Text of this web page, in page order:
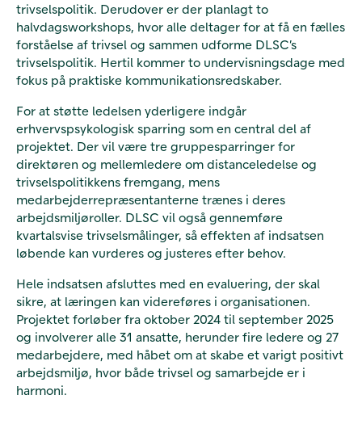
trivselspolitik. Derudover er der planlagt to
halvdagsworkshops, hvor alle deltager for at få en fælles
forståelse af trivsel og sammen udforme DLSC’s
trivselspolitik. Hertil kommer to undervisningsdage med
fokus på praktiske kommunikationsredskaber.
For at støtte ledelsen yderligere indgår
erhvervspsykologisk sparring som en central del af
projektet. Der vil være tre gruppesparringer for
direktøren og mellemledere om distanceledelse og
trivselspolitikkens fremgang, mens
medarbejderrepræsentanterne trænes i deres
arbejdsmiljøroller. DLSC vil også gennemføre
kvartalsvise trivselsmålinger, så effekten af indsatsen
løbende kan vurderes og justeres efter behov.
Hele indsatsen afsluttes med en evaluering, der skal
sikre, at læringen kan videreføres i organisationen.
Projektet forløber fra oktober 2024 til september 2025
og involverer alle 31 ansatte, herunder fire ledere og 27
medarbejdere, med håbet om at skabe et varigt positivt
arbejdsmiljø, hvor både trivsel og samarbejde er i
harmoni.